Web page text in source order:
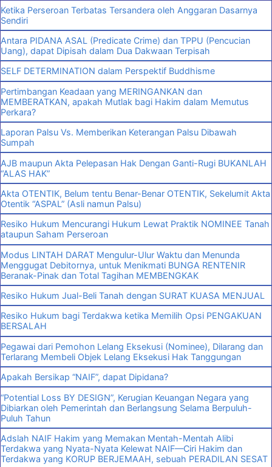
Ketika Perseroan Terbatas Tersandera oleh Anggaran Dasarnya
Sendiri
Antara PIDANA ASAL (Predicate Crime) dan TPPU (Pencucian
Uang), dapat Dipisah dalam Dua Dakwaan Terpisah
SELF DETERMINATION dalam Perspektif Buddhisme
Pertimbangan Keadaan yang MERINGANKAN dan
MEMBERATKAN, apakah Mutlak bagi Hakim dalam Memutus
Perkara?
Laporan Palsu Vs. Memberikan Keterangan Palsu Dibawah
Sumpah
AJB maupun Akta Pelepasan Hak Dengan Ganti-Rugi BUKANLAH
“ALAS HAK”
Akta OTENTIK, Belum tentu Benar-Benar OTENTIK, Sekelumit Akta
Otentik “ASPAL” (Asli namun Palsu)
Resiko Hukum Mencurangi Hukum Lewat Praktik NOMINEE Tanah
ataupun Saham Perseroan
Modus LINTAH DARAT Mengulur-Ulur Waktu dan Menunda
Menggugat Debitornya, untuk Menikmati BUNGA RENTENIR
Beranak-Pinak dan Total Tagihan MEMBENGKAK
Resiko Hukum Jual-Beli Tanah dengan SURAT KUASA MENJUAL
Resiko Hukum bagi Terdakwa ketika Memilih Opsi PENGAKUAN
BERSALAH
Pegawai dari Pemohon Lelang Eksekusi (Nominee), Dilarang dan
Terlarang Membeli Objek Lelang Eksekusi Hak Tanggungan
Apakah Bersikap “NAIF”, dapat Dipidana?
“Potential Loss BY DESIGN”, Kerugian Keuangan Negara yang
Dibiarkan oleh Pemerintah dan Berlangsung Selama Berpuluh-
Puluh Tahun
Adslah NAIF Hakim yang Memakan Mentah-Mentah Alibi
Terdakwa yang Nyata-Nyata Kelewat NAIF—Ciri Hakim dan
Terdakwa yang KORUP BERJEMAAH, sebuah PERADILAN SESAT